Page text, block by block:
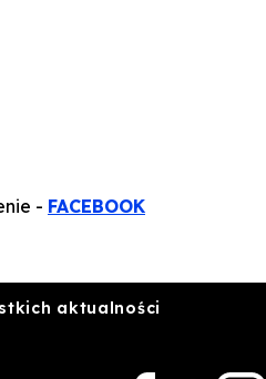
- FACEBOOK
aktualności